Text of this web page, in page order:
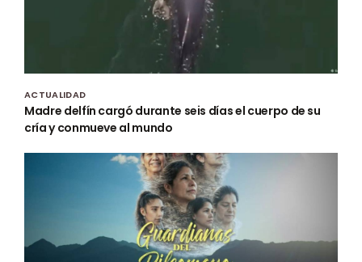
ACTUALIDAD
Madre delfín cargó durante seis días el cuerpo de su
cría y conmueve al mundo